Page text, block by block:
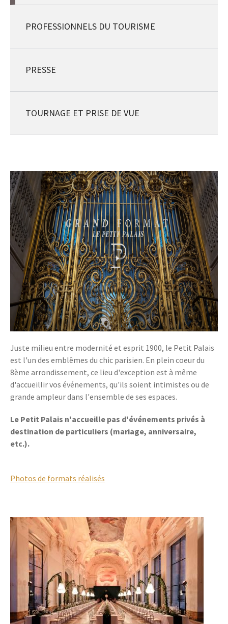
PROFESSIONNELS DU TOURISME
PRESSE
TOURNAGE ET PRISE DE VUE
Juste milieu entre modernité et esprit 1900, le Petit Palais
est l'un des emblêmes du chic parisien. En plein coeur du
8ème arrondissement, ce lieu d'exception est à même
d'accueillir vos événements, qu'ils soient intimistes ou de
grande ampleur dans l'ensemble de ses espaces.
Le Petit Palais n'accueille pas d'événements privés à
destination de particuliers (mariage, anniversaire,
etc.).
Photos de formats réalisés